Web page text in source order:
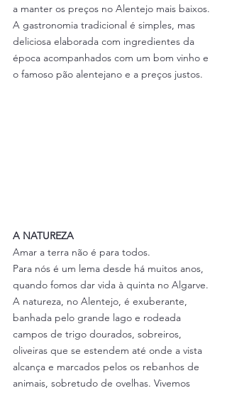
a manter os preços no Alentejo mais baixos.
A gastronomia tradicional é simples, mas
deliciosa elaborada com ingredientes da
época acompanhados com um bom vinho e
o famoso pão alentejano e a preços justos.
A NATUREZA
Amar a terra não é para todos.
Para nós é um lema desde há muitos anos,
quando fomos dar vida à quinta no Algarve.
A natureza, no Alentejo, é exuberante,
banhada pelo grande lago e rodeada
campos de trigo dourados, sobreiros,
oliveiras que se estendem até onde a vista
alcança e marcados pelos os rebanhos de
animais, sobretudo de ovelhas. Vivemos